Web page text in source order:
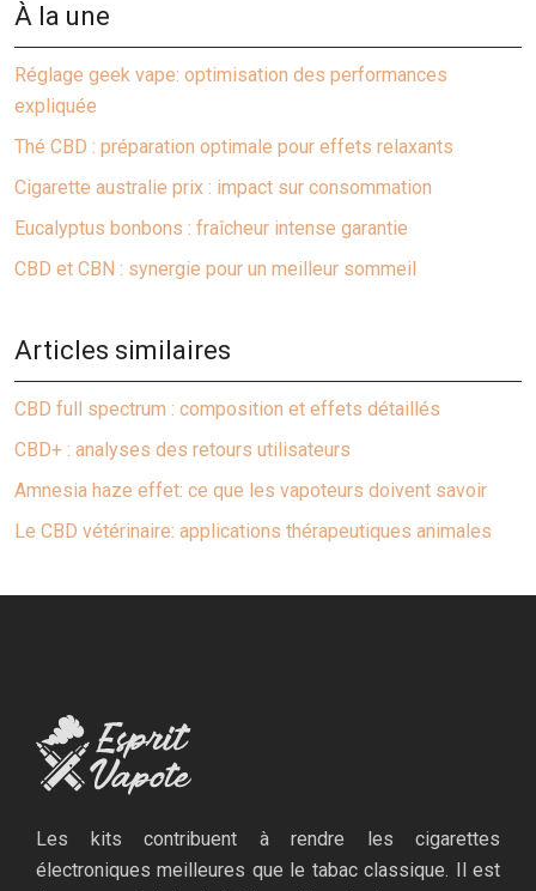
À la une
Réglage geek vape: optimisation des performances
expliquée
Thé CBD : préparation optimale pour effets relaxants
Cigarette australie prix : impact sur consommation
Eucalyptus bonbons : fraîcheur intense garantie
CBD et CBN : synergie pour un meilleur sommeil
Articles similaires
CBD full spectrum : composition et effets détaillés
CBD+ : analyses des retours utilisateurs
Amnesia haze effet: ce que les vapoteurs doivent savoir
Le CBD vétérinaire: applications thérapeutiques animales
Les kits contribuent à rendre les cigarettes
électroniques meilleures que le tabac classique. Il est